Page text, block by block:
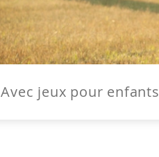
Avec jeux pour enfants